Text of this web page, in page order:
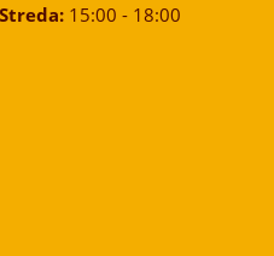
Streda:15:00 - 18:00